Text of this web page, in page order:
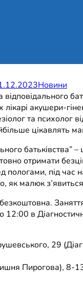
Новини
лікарі акушери-
та психолог
цікавлять
батьківства”
отримати
пологами, під час
як малюк
12:00 в
29
Пирогова), 8-13